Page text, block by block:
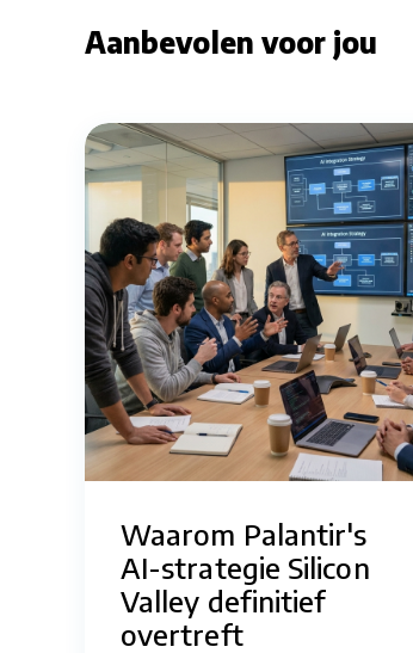
Aanbevolen voor jou
Waarom Palantir's
AI-strategie Silicon
Valley definitief
overtreft